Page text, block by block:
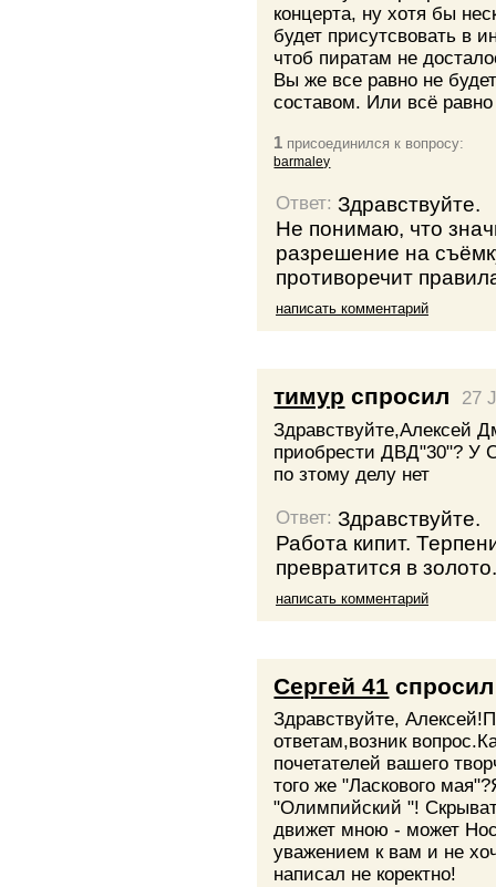
концерта, ну хотя бы
будет присутсвовать в
чтоб пиратам не
Вы же все равно не
составом. Или всё
1 присоединился к вопросу:
barmaley
Ответ:Здравствуйте.
Не понимаю, что
разрешение на
противоречит
написать комментарий
тимур спросил
27
Здравствуйте,Алексей
приобрести ДВД"30"? У
по зтому делу нет
Ответ:Здравствуйте.
Работа кипит.
превратится в
написать комментарий
Сергей 41 спросил
Здравствуйте,
ответам,возник
почетателей вашего
того же "Ласкового
"Олимпийский "!
движет мною - может
уважением к вам и не
написал не коректно!